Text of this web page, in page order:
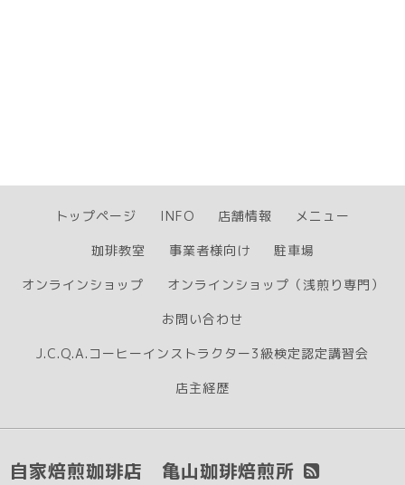
トップページ INFO 店舗情報
メニュー
珈琲教室
事業者様向け
駐車場
オンラインショップ
オンラインショップ（浅煎り専門）
お問い合わせ
J.C.Q.A.コーヒーインストラクター3級検定認定講習会
店主経歴
自家焙煎珈琲店 亀山珈琲焙煎所